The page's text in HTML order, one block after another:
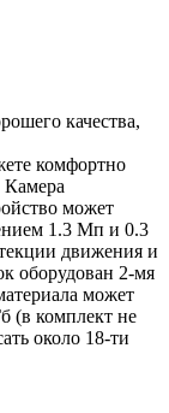
качества,
комфортно
Камера
может
1.3 Мп и 0.3
движения и
оборудован 2-мя
может
(в комплект не
около 18-ти